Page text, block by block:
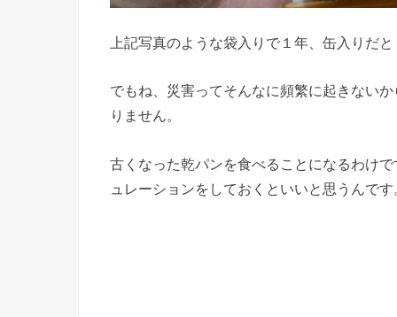
上記写真のような袋入りで１年、缶入りだ
でもね、災害ってそんなに頻繁に起きない
りません。
古くなった乾パンを食べることになるわけ
ュレーションをしておくといいと思うんです